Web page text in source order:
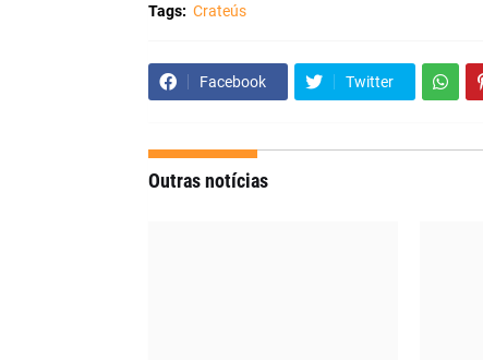
Tags: Crateús
Facebook Twitter
Outras notícias